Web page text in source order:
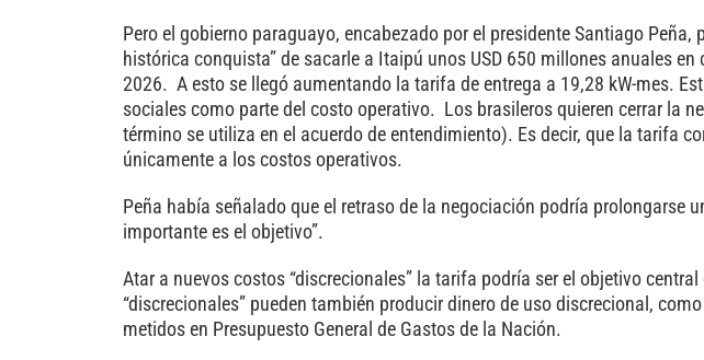
Pero el gobierno paraguayo, encabezado por el presidente Santiago
histórica conquista” de sacarle a Itaipú unos USD 650 millones anuales
2026. A esto se llegó aumentando la tarifa de entrega a 19,28 kW-mes.
sociales como parte del costo operativo. Los brasileros quieren cerrar la
término se utiliza en el acuerdo de entendimiento). Es decir, que la tarifa
únicamente a los costos operativos.
Peña había señalado que el retraso de la negociación podría prolongarse
importante es el objetivo”.
Atar a nuevos costos “discrecionales” la tarifa podría ser el objetivo
“discrecionales” pueden también producir dinero de uso discrecional,
metidos en Presupuesto General de Gastos de la Nación.